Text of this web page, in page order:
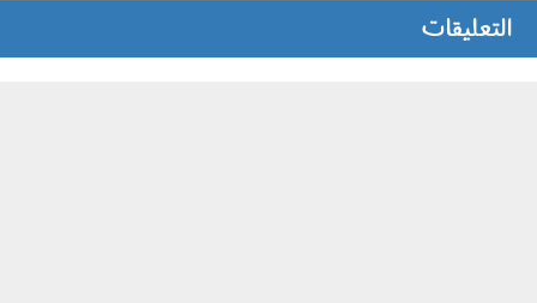
التعليقات